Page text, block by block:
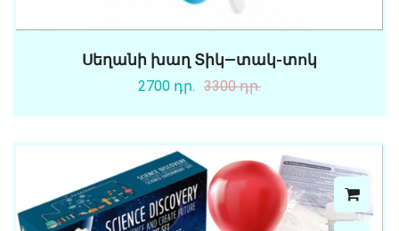
Սեղանի խաղ Տիկ—տակ-տոկ
2700 դր. 3300 դր.